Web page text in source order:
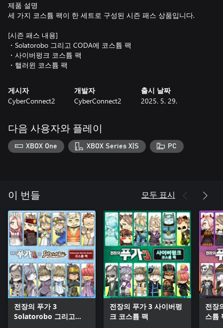
제품 설명
세 가지 코스튬 팩이 한 세트로 구성된 시즌 패스 상품입니다.
[시즌 패스 내용]
・Solatorobo 그리고 CODA에 코스튬 팩
・사이버펑크 코스튬 팩
・핼러윈 코스튬 팩
게시자
CyberConnect2
개발자
CyberConnect2
출시 날짜
2025. 5. 29.
다음 사용자와 플레이
XBOX One XBOX Series X|S PC
이 번들 모두 표시
전장의 푸가 3
Solatorobo 그리고
전장의 푸가 3 사이버펑
크 코스튬 팩
전장
스튬